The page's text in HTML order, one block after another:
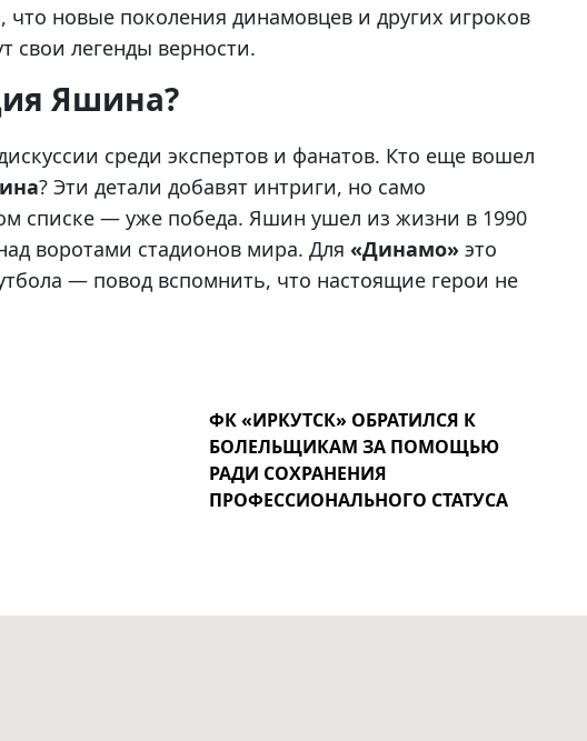
что новые поколения динамовцев и других игроков
свои легенды верности.
Яшина?
среди экспертов и фанатов. Кто еще вошел
? Эти детали добавят интриги, но само
списке — уже победа. Яшин ушел из жизни в 1990
воротами стадионов мира. Для «Динамо» это
— повод вспомнить, что настоящие герои не
ФК «ИРКУТСК» ОБРАТИЛСЯ К
БОЛЕЛЬЩИКАМ ЗА ПОМОЩЬЮ
РАДИ СОХРАНЕНИЯ
ПРОФЕССИОНАЛЬНОГО СТАТУСА